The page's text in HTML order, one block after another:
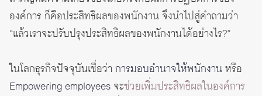
องค์การ ก็คือประสิทธิผลของพนักงาน จึงนำไปสู่คำถามว่า
“แล้วเราจะปรับปรุงประสิทธิผลของพนักงานได้อย่างไร?”
ในโลกธุรกิจปัจจุบันเชื่อว่า การมอบอำนาจให้พนักงานหรือ
Empowering employeesจะช่วยเพิ่มประสิทธิผลในองค์การ